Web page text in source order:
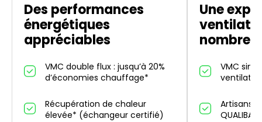
Des performances
énergétiques
appréciables
VMC double flux : jusqu’à 20%
d’économies chauffage*
Récupération de chaleur
élevée* (échangeur certifié)
Une
VMC
Artisans
QUALIBAT